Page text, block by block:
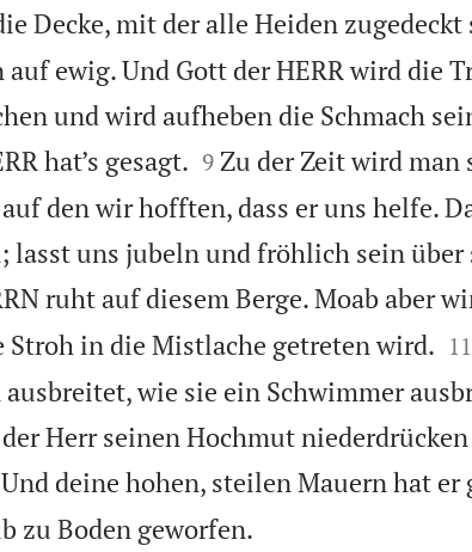
Decke, mit der alle Heiden zugedeckt
ewig. Und Gott der HERR wird die
und wird aufheben die Schmach
hat’s gesagt.
9 Zu der Zeit wird man
den wir hofften, dass er uns helfe.
lasst uns jubeln und fröhlich sein über
ruht auf diesem Berge. Moab aber
Stroh in die Mistlache getreten wird.
11
ausbreitet, wie sie ein Schwimmer
Herr seinen Hochmut
Und deine hohen, steilen Mauern hat er
zu Boden geworfen.